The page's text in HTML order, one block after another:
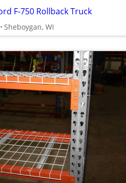
F-750 Rollback Truck
Sheboygan, WI